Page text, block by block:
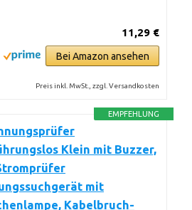
11,29 €
Bei Amazon ansehen
Preis inkl. MwSt., zzgl. Versandkosten
EMPFEHLUNG
Klein mit Buzzer,
mit
Kabelbruch-